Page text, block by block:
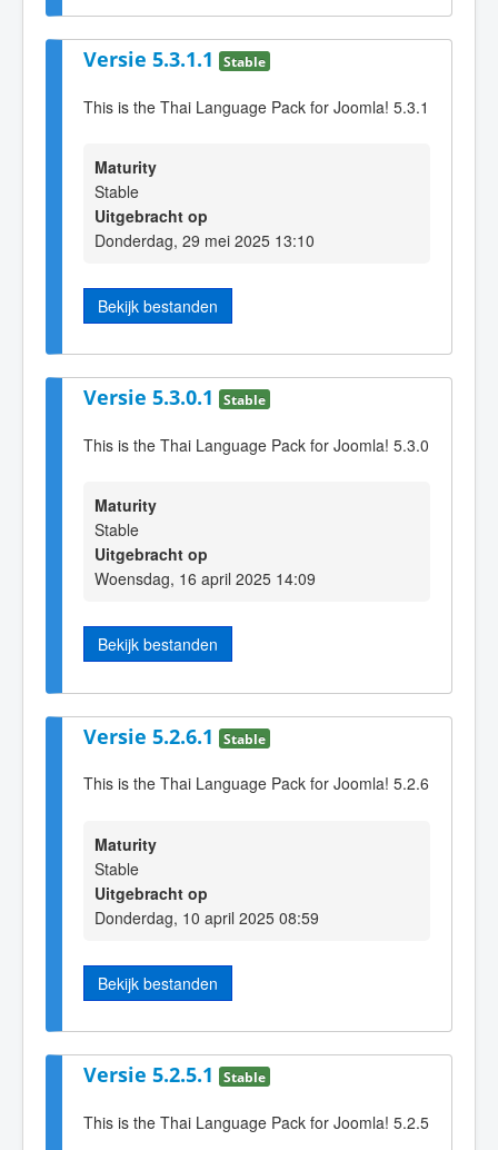
Versie 5.3.1.1 Stable
This is the Thai Language Pack for Joomla! 5.3.1
Maturity
Stable
Uitgebracht op
Donderdag, 29 mei 2025 13:10
Bekijk bestanden
Versie 5.3.0.1 Stable
This is the Thai Language Pack for Joomla! 5.3.0
Maturity
Stable
Uitgebracht op
Woensdag, 16 april 2025 14:09
Bekijk bestanden
Versie 5.2.6.1 Stable
This is the Thai Language Pack for Joomla! 5.2.6
Maturity
Stable
Uitgebracht op
Donderdag, 10 april 2025 08:59
Bekijk bestanden
Versie 5.2.5.1 Stable
This is the Thai Language Pack for Joomla! 5.2.5